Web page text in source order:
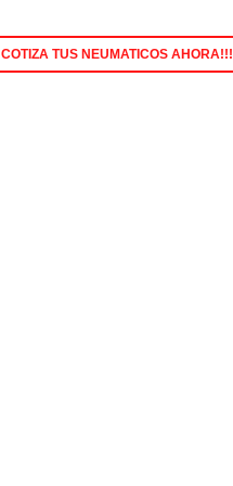
COTIZA TUS NEUMATICOS AHORA!!!